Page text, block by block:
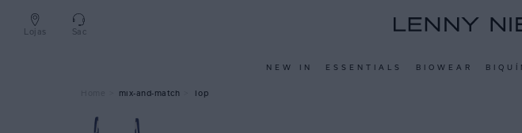
Lojas Sac
NEW IN ESSENTIALS BIOWEAR
mix-and-match Top